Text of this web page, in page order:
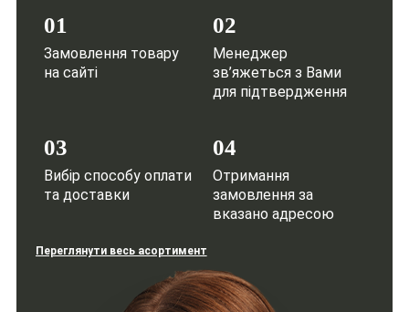
01
Замовлення товару
на сайті
02
Менеджер
зв’яжеться з Вами
для підтвердження
03
Вибір способу оплати
та доставки
04
Отримання
замовлення за
вказано адресою
Переглянути весь асортимент